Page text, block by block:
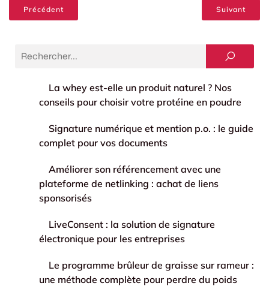
Précédent Suivant
La whey est-elle un produit naturel ? Nos
conseils pour choisir votre protéine en poudre
Signature numérique et mention p.o. : le guide
complet pour vos documents
Améliorer son référencement avec une
plateforme de netlinking : achat de liens
sponsorisés
LiveConsent : la solution de signature
électronique pour les entreprises
Le programme brûleur de graisse sur rameur :
une méthode complète pour perdre du poids